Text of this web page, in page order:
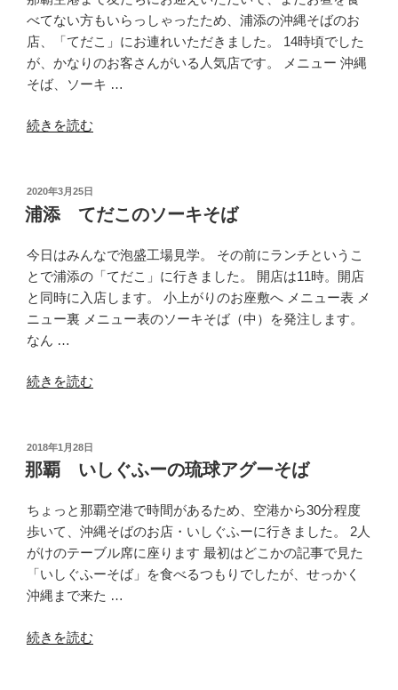
つ
ゆ）
の
八
山
の
べてない方もいらっしゃったため、浦添の沖縄そばのお
店、「てだこ」にお連れいただきました。 14時頃でした
が、かなりのお客さんがいる人気店です。 メニュー 沖縄
そば、ソーキ …
“浦
だ
こ
よ
も
ぎ
そ
ば”
続きを読む
投
稿
日:
2020年3月25日
浦添 てだこのソーキそば
今日はみんなで泡盛工場見学。 その前にランチというこ
とで浦添の「てだこ」に行きました。 開店は11時。開店
と同時に入店します。 小上がりのお座敷へ メニュー表 メ
ニュー裏 メニュー表のソーキそば（中）を発注します。
なん …
“浦
だ
こ
ソ
ー
キ
そ
ば”
続きを読む
投
稿
日:
2018年1月28日
那覇 いしぐふーの琉球アグーそば
ちょっと那覇空港で時間があるため、空港から30分程度
歩いて、沖縄そばのお店・いしぐふーに行きました。 2人
がけのテーブル席に座ります 最初はどこかの記事で見た
「いしぐふーそば」を食べるつもりでしたが、せっかく
沖縄まで来た …
“那
続きを読む